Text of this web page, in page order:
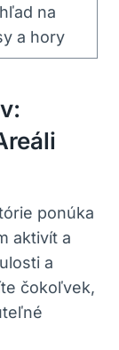
na
a hory
ponúka
aktivít a​
a
čokoľvek,